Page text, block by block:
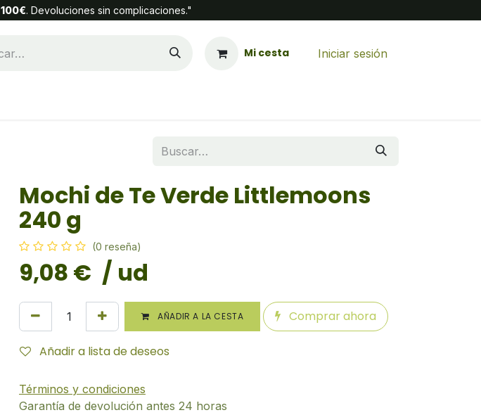
100€. Devoluciones sin complicaciones."
Mi cesta Iniciar sesión
Mochi de Te Verde Littlemoons
240 g
(0 reseña)
9,08 € / ud
AÑADIR A LA CESTA Comprar ahora
Añadir a lista de deseos
Términos y condiciones
Garantía de devolución antes 24 horas